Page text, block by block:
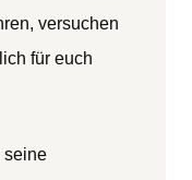
versuchen
für euch
seine